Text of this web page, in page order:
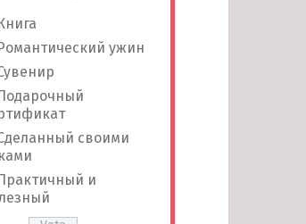
ужин
своими
и